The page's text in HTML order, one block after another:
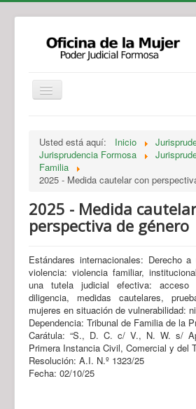
Legislación
Novedades
Recursos y Servicios de Atención
Usted está aquí: Inicio
Jurisprudencia Formosa
Familia
2025 - Medida cautelar con
2025 - Medida
perspectiva de género
Estándares internacionales: Derecho
violencia: violencia familiar,
una tutela judicial efectiva:
diligencia, medidas cautelares,
mujeres en situación de vulnerabilidad:
Dependencia: Tribunal de Familia de la
Carátula: “S., D. C. c/ V., N. W. s/
Primera Instancia Civil, Comercial y del
Resolución: A.I. N.º 1323/25
Fecha: 02/10/25